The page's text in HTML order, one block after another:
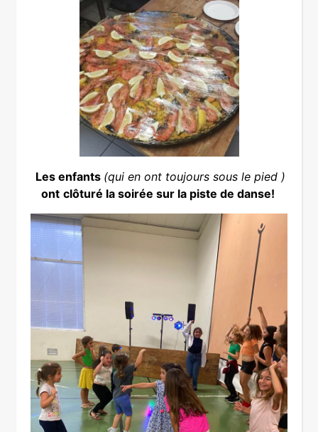
Les enfants (qui en ont toujours sous le pied )
ont clôturé la soirée sur la piste de danse!